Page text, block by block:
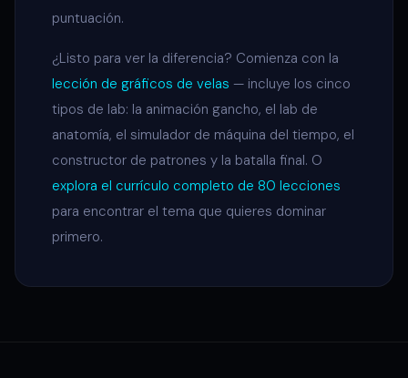
puntuación.
¿Listo para ver la diferencia? Comienza con la
lección de gráficos de velas — incluye los cinco
tipos de lab: la animación gancho, el lab de
anatomía, el simulador de máquina del tiempo, el
constructor de patrones y la batalla final. O
explora el currículo completo de 80 lecciones
para encontrar el tema que quieres dominar
primero.